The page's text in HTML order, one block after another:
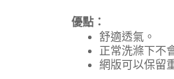
優點：
舒適透氣。
正常洗滌下不
網版可以保留